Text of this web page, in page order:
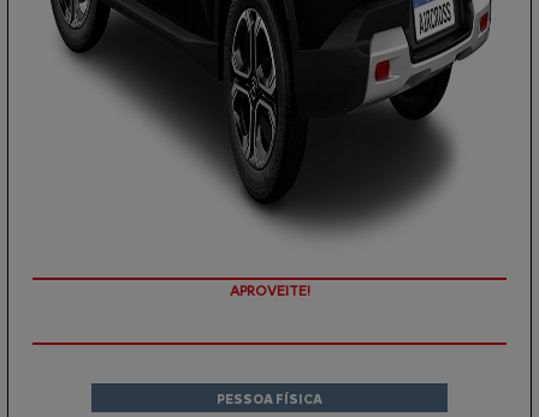
APROVEITE!
PESSOA FÍSICA